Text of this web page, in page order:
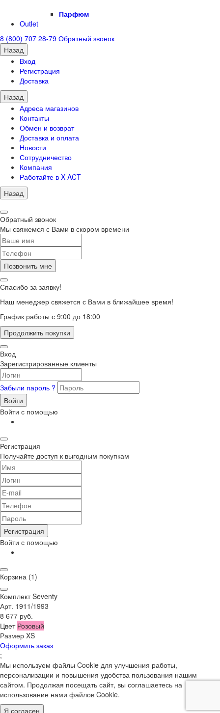
Парфюм
Outlet
8 (800) 707 28-79 Обратный звонок
Назад
Вход
Регистрация
Доставка
Назад
Адреса магазинов
Контакты
Обмен и возврат
Доставка и оплата
Новости
Сотрудничество
Компания
Работайте в X-ACT
Назад
Обратный звонок
Мы свяжемся с Вами в скором времени
Позвонить мне
Спасибо за заявку!
Наш менеджер свяжется с Вами в ближайшее время!
График работы с 9:00 до 18:00
Продолжить покупки
Вход
Зарегистрированные клиенты
Забыли пароль ?
Войти
Войти с помощью
Регистрация
Получайте доступ к выгодным покупкам
Регистрация
Войти с помощью
Корзина (1)
Комплект Seventy
Арт. 1911/1993
8 677 руб.
Цвет Розовый
Размер XS
Оформить заказ
;
Мы используем файлы Cookie для улучшения работы,
персонализации и повышения удобства пользования нашим
сайтом. Продолжая посещать сайт, вы соглашаетесь на
использование нами файлов Cookie.
Я согласен